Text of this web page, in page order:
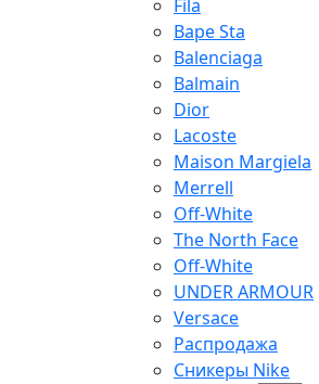
Fila
Bape Sta
Balenciaga
Balmain
Dior
Lacoste
Maison Margiela
Merrell
Off-White
The North Face
Off-White
UNDER ARMOUR
Versace
Распродажа
Сникеры Nike